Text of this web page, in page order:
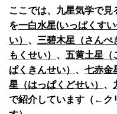
ここでは、九星気学で
を一白水星(いっぱくす
い） 、 三碧木星（さんぺ
もくせい） 、 五黄土星（
ぱくきんせい） 、 七赤金
星（はっぱくどせい） 、
で紹介しています（←ク